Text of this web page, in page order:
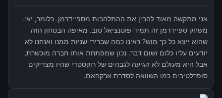
אני מתקשה מאוד להבין את ההתלהבות מספיידרמן. כלומר, יאי.
משחק ספיידרמן זה תמיד פוטנציאל טוב. מאיפה הבטחון הזה
שהוא ייצא כל כך מוש? ראינו כמה שברירי שניות ממנו ואנחנו לא
יודעים עליו כלום ושום דבר. נכון שמפתחת אותו חברה מוכשרת,
אבל היא מעולם לא הגיעה לגבהים של רוקסטדי שהיו מצדיקים
סופרלטיבים כמו השוואה לסדרת ארקהאם.